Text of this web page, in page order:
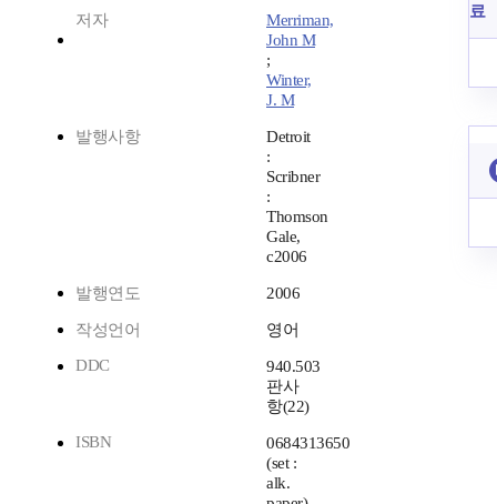
저자
Merriman,
John M
;
Winter,
J. M
발행사항
Detroit
:
Scribner
:
Thomson
Gale,
c2006
발행연도 2006
작성언어
영어
DDC
940.503
판사
항(22)
ISBN
0684313650
(set :
alk.
료